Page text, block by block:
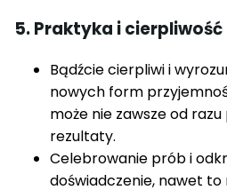
5. Praktyka i cierpliwość
Bądźcie cierpliwi i
nowych form
może nie zawsze od
rezultaty.
Celebrowanie prób i
doświadczenie, nawet